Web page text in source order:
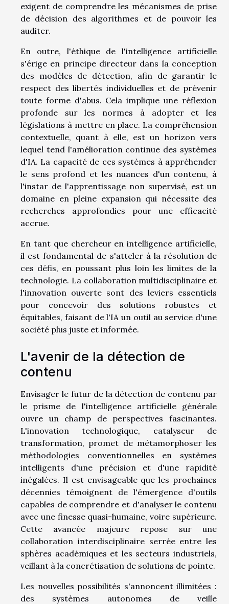
exigent de comprendre les mécanismes de prise
de décision des algorithmes et de pouvoir les
auditer.
En outre, l'éthique de l'intelligence artificielle
s'érige en principe directeur dans la conception
des modèles de détection, afin de garantir le
respect des libertés individuelles et de prévenir
toute forme d'abus. Cela implique une réflexion
profonde sur les normes à adopter et les
législations à mettre en place. La compréhension
contextuelle, quant à elle, est un horizon vers
lequel tend l'amélioration continue des systèmes
d'IA. La capacité de ces systèmes à appréhender
le sens profond et les nuances d'un contenu, à
l'instar de l'apprentissage non supervisé, est un
domaine en pleine expansion qui nécessite des
recherches approfondies pour une efficacité
accrue.
En tant que chercheur en intelligence artificielle,
il est fondamental de s'atteler à la résolution de
ces défis, en poussant plus loin les limites de la
technologie. La collaboration multidisciplinaire et
l'innovation ouverte sont des leviers essentiels
pour concevoir des solutions robustes et
équitables, faisant de l'IA un outil au service d'une
société plus juste et informée.
L'avenir de la détection de
contenu
Envisager le futur de la détection de contenu par
le prisme de l'intelligence artificielle générale
ouvre un champ de perspectives fascinantes.
L'innovation technologique, catalyseur de
transformation, promet de métamorphoser les
méthodologies conventionnelles en systèmes
intelligents d'une précision et d'une rapidité
inégalées. Il est envisageable que les prochaines
décennies témoignent de l'émergence d'outils
capables de comprendre et d'analyser le contenu
avec une finesse quasi-humaine, voire supérieure.
Cette avancée majeure repose sur une
collaboration interdisciplinaire serrée entre les
sphères académiques et les secteurs industriels,
veillant à la concrétisation de solutions de pointe.
Les nouvelles possibilités s'annoncent illimitées :
des systèmes autonomes de veille